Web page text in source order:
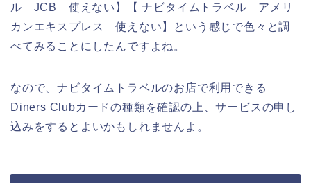
ル JCB 使えない】【 ナビタイムトラベル アメリ
カンエキスプレス 使えない】という感じで色々と調
べてみることにしたんですよね。
なので、ナビタイムトラベルのお店で利用できる
Diners Clubカードの種類を確認の上、サービスの申し
込みをするとよいかもしれませんよ。